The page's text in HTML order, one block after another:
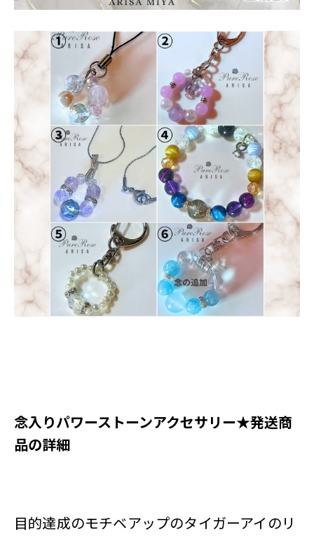
​念入りパワーストーンアクセサリー★発送商
品の詳細
目的達成のモチベアップのタイガーアイのリ